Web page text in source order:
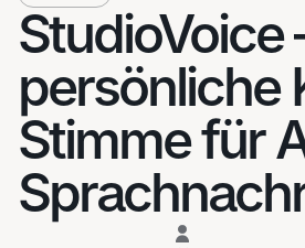
StudioVoice
persönliche
Stimme für